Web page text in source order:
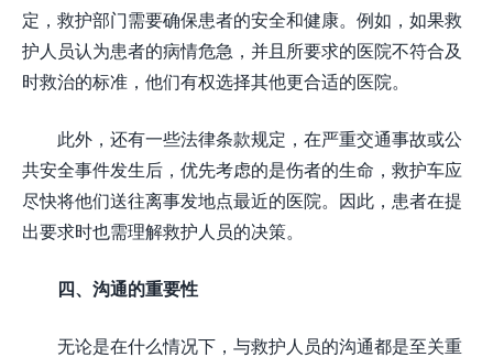
定，救护部门需要确保患者的安全和健康。例如，如果救
护人员认为患者的病情危急，并且所要求的医院不符合及
时救治的标准，他们有权选择其他更合适的医院。
此外，还有一些法律条款规定，在严重交通事故或公
共安全事件发生后，优先考虑的是伤者的生命，救护车应
尽快将他们送往离事发地点最近的医院。因此，患者在提
出要求时也需理解救护人员的决策。
四、沟通的重要性
无论是在什么情况下，与救护人员的沟通都是至关重